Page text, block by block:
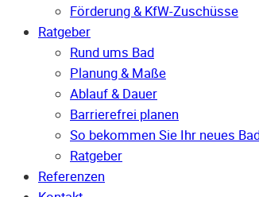
Förderung & KfW-Zuschüsse
Ratgeber
Rund ums Bad
Planung & Maße
Ablauf & Dauer
Barrierefrei planen
So bekommen Sie Ihr neues
Ratgeber
Referenzen